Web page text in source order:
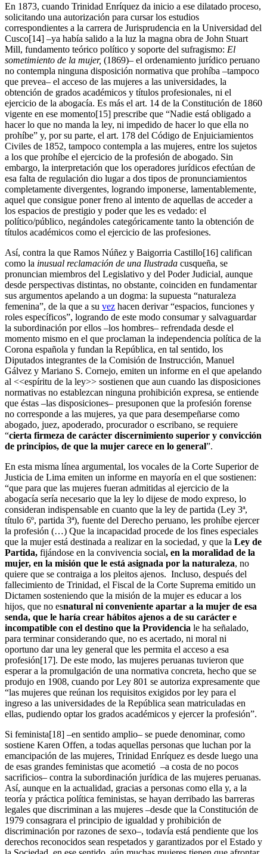
En 1873, cuando Trinidad Enríquez da inicio a ese dilatado proceso,
solicitando una autorización para cursar los estudios
correspondientes a la carrera de Jurisprudencia en la Universidad del
Cusco[14] –ya había salido a la luz la magna obra de John Stuart
Mill, fundamento teórico político y soporte del sufragismo: El
sometimiento de la mujer, (1869)– el ordenamiento jurídico peruano
no contempla ninguna disposición normativa que prohíba –tampoco
que prevea– el acceso de las mujeres a las universidades, la
obtención de grados académicos y títulos profesionales, ni el
ejercicio de la abogacía. Es más el art. 14 de la Constitución de 1860
vigente en ese momento[15] prescribe que “Nadie está obligado a
hacer lo que no manda la ley, ni impedido de hacer lo que ella no
prohíbe” y, por su parte, el art. 178 del Código de Enjuiciamientos
Civiles de 1852, tampoco contempla a las mujeres, entre los sujetos
a los que prohíbe el ejercicio de la profesión de abogado. Sin
embargo, la interpretación que los operadores jurídicos efectúan de
esa falta de regulación dio lugar a dos tipos de pronunciamientos
completamente divergentes, logrando imponerse, lamentablemente,
aquel que consigue poner freno al intento de aquellas de acceder a
los espacios de prestigio y poder que les es vedado: el
político/público, negándoles categóricamente tanto la obtención de
títulos académicos como el ejercicio de las profesiones.
Así, contra la que Ramos Núñez y Baigorria Castillo[16] califican
como la inusual reclamación de una Ilustrada cusqueña, se
pronuncian miembros del Legislativo y del Poder Judicial, aunque
desde perspectivas distintas, no obstante, coinciden en fundamentar
sus argumentos apelando a un dogma: la supuesta “naturaleza
femenina”, de la que a su vez hacen derivar “espacios, funciones y
roles específicos”, logrando de este modo consumar y salvaguardar
la subordinación por ellos –los hombres– refrendada desde el
momento mismo en el que proclaman la independencia política de la
Corona española y fundan la República, en tal sentido, los
Diputados integrantes de la Comisión de Instrucción, Manuel
Gálvez y Mariano S. Cornejo, emiten un informe en el que apelando
al <<espíritu de la ley>> sostienen que aun cuando las disposiciones
normativas no establezcan ninguna prohibición expresa, se entiende
que éstas –las disposiciones– presuponen que la profesión forense
no corresponde a las mujeres, ya que para desempeñarse como
abogado, juez, apoderado, procurador o escribano, se requiere
“cierta firmeza de carácter discernimiento superior y convicción
de principios, de que la mujer carece en lo general”.
En esta misma línea argumental, los vocales de la Corte Superior de
Justicia de Lima emiten un informe en mayoría en el que sostienen:
“que para que las mujeres fueran admitidas al ejercicio de la
abogacía sería necesario que la ley lo dijese de modo expreso, lo
consideran indispensable en cuanto que la ley de partida (Ley 3ª,
título 6º, partida 3ª), fuente del Derecho peruano, les prohíbe ejercer
la profesión (…) Que la incapacidad procede de los fines especiales
que la mujer está destinada a realizar en la sociedad, y que la Ley de
Partida, fijándose en la convivencia social, en la moralidad de la
mujer, en la misión que le está asignada por la naturaleza, no
quiere que se contraiga a los pleitos ajenos. Incluso, después del
fallecimiento de Trinidad, el Fiscal de la Corte Suprema emitido un
Dictamen sosteniendo que la misión de la mujer es educar a los
hijos, que no esnatural ni conveniente apartar a la mujer de esa
senda, que le haría crear hábitos ajenos a de su carácter e
incompatible con el destino que la Providencia le ha señalado,
para terminar considerando que, no es acertado, ni moral ni
oportuno dar una ley general que les permita el acceso a esa
profesión[17]. De este modo, las mujeres peruanas tuvieron que
esperar a la promulgación de una normativa concreta, hecho que se
produjo en 1908, cuando por Ley 801 se autoriza expresamente que
“las mujeres que reúnan los requisitos exigidos por ley para el
ingreso a las universidades de la República sean matriculadas en
ellas, pudiendo optar los grados académicos y ejercer la profesión”.
Si feminista[18] –en sentido amplio– se puede denominar, como
sostiene Karen Offen, a todas aquellas personas que luchan por la
emancipación de las mujeres, Trinidad Enríquez es desde luego una
de esas grandes feministas que acometió –a costa de no pocos
sacrificios– contra la subordinación jurídica de las mujeres peruanas.
Así, aunque en la actualidad, gracias a personas como ella y, a la
teoría y práctica política feministas, se hayan derribado las barreras
legales que discriminan a las mujeres –desde que la Constitución de
1979 consagrara el principio de igualdad y prohibición de
discriminación por razones de sexo–, todavía está pendiente que los
derechos reconocidos sean respetados y garantizados por el Estado y